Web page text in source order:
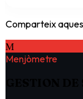
Comparteix
M
Menjòmetre